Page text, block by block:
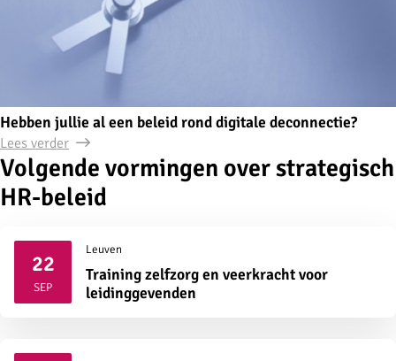
Hebben jullie al een beleid rond digitale deconnectie?
Lees verder
Volgende vormingen over strategisch
HR-beleid
22
SEP2026
Leuven
Training zelfzorg en veerkracht voor
leidinggevenden